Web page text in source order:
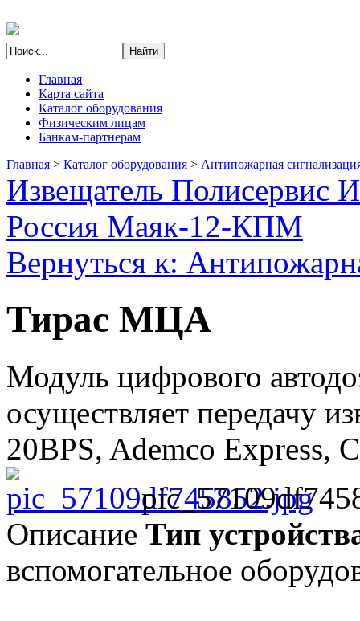
Главная
Карта сайта
Каталог оборудования
Физическим лицам
Банкам-партнерам
Главная > Каталог оборудования > Антипожарная
Извещатель
Россия Маяк-12-КПМ
Вернуться к:
Тирас МЦА
Модуль цифрового
осуществляет передачу
20ВРS, Ademco Express,
Описание Тип
вспомогательное